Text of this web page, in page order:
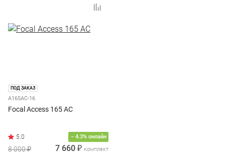
ПОД ЗАКАЗ
A165AC-16
Focal Access 165 AC
− 4.3% онлайн
8 000 ₽ 7 660 ₽ комплект